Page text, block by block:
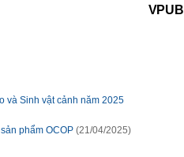
VPUB
và Sinh vật cảnh năm 2025
phẩm OCOP (21/04/2025)